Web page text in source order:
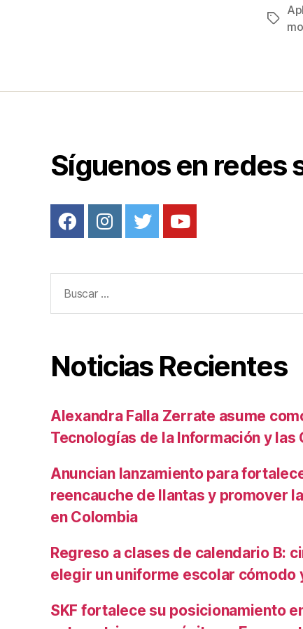
Síguenos en redes
Noticias Recientes
Alexandra Falla Zerrate asume
Tecnologías de la Información y las
Anuncian lanzamiento para
reencauche de llantas y promover
en Colombia
Regreso a clases de calendario B:
elegir un uniforme escolar cómodo
SKF fortalece su posicionamiento